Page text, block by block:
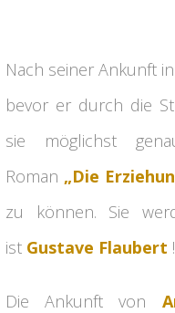
Nach seiner Ankunft
bevor er durch die
sie möglichst
Roman „Die
zu können. Sie
ist Gustave Flaubert !
Die Ankunft von